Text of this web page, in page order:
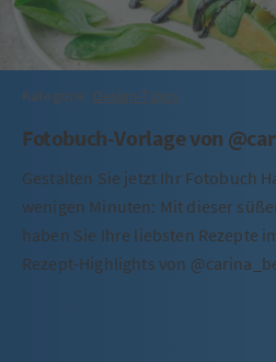
Kategorie: Design-Tipps
Fotobuch-Vorlage von
Gestalten Sie jetzt Ihr Fotobuch
wenigen Minuten: Mit dieser
haben Sie Ihre liebsten Rezepte
Rezept-Highlights von